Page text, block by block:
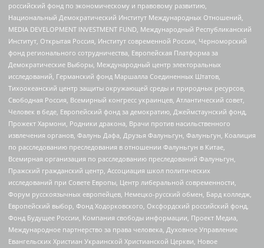
российский фонд по экономическому и правовому развитию,
Национальный Демократический Институт Международных Отношений,
MEDIA DEVELOPMENT INVESTMENT FUND, Международный Республиканский
Институт, Открытая Россия, Институт современной России, Черноморский
фонд регионального сотрудничества, Европейская Платформа за
Демократические Выборы, Международный центр электоральных
исследований, Германский фонд Маршалла Соединенных Штатов,
Тихоокеанский центр защиты окружающей среды и природных ресурсов,
Свободная Россия, Всемирный конгресс украинцев, Атлантический совет,
Человек в беде, Европейский фонд за демократию, Джеймстаунский фонд,
Прожект Хармони, Родники дракона, Врачи против насильственного
извлечения органов, Фалунь Дафа, Друзья Фалуньгун, Фалуньгун, Коалиция
по расследованию преследования в отношении Фалуньгун в Китае,
Всемирная организация по расследованию преследований Фалуньгун,
Пражский гражданский центр, Ассоциация школ политических
исследований при Совете Европы, Центр либеральной современности,
Форум русскоязычных европейцев, Немецко-русский обмен, Бард колледж,
Европейский выбор, Фонд Ходорковского, Оксфордский российский фонд,
Фонд Будущее России, Компания свободы информации, Проект Медиа,
Международное партнерство за права человека, Духовное Управление
Евангельских Христиан Украинской Христианской Церкви, Новое